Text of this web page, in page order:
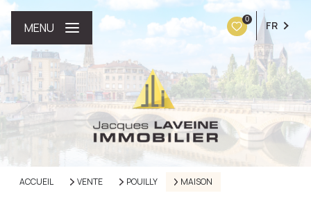
0 FR
MENU
ACCUEIL VENTE POUILLY MAISON